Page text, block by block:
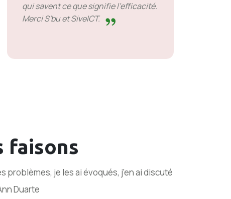
qui savent ce que signifie l'efficacité.
Merci S'bu et SiveICT.
faisons
problèmes, je les ai évoqués, j'en ai discuté
Duarte